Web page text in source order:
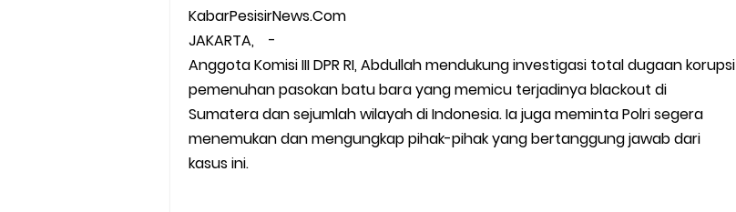
KabarPesisirNews.Com
JAKARTA, -
Anggota Komisi III DPR RI, Abdullah mendukung investigasi total dugaan korupsi
pemenuhan pasokan batu bara yang memicu terjadinya blackout di
Sumatera dan sejumlah wilayah di Indonesia. Ia juga meminta Polri segera
menemukan dan mengungkap pihak-pihak yang bertanggung jawab dari
kasus ini.